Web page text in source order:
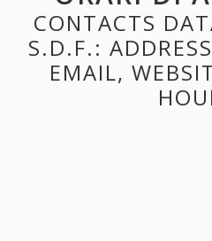
CONTACTS
S.D.F.:
EMAIL,